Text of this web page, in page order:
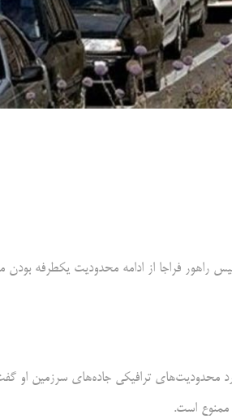
فراجا از ادامه محدودیت یکطرفه بودن محور
محدودیت‌های ترافیکی جاده‌های سرزمین او
است.